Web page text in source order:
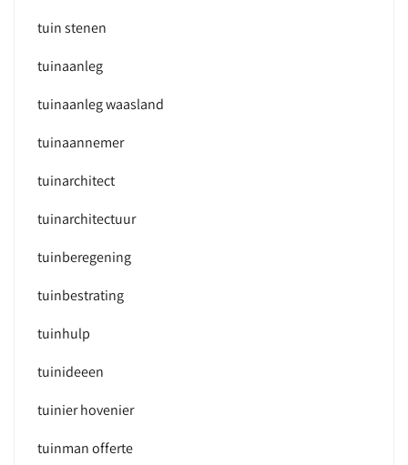
tuin stenen
tuinaanleg
tuinaanleg waasland
tuinaannemer
tuinarchitect
tuinarchitectuur
tuinberegening
tuinbestrating
tuinhulp
tuinideeen
tuinier hovenier
tuinman offerte